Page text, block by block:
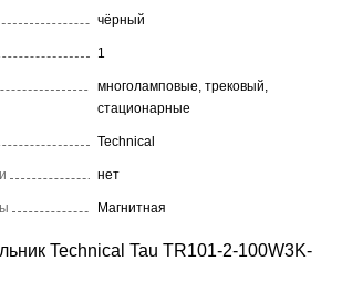
чёрный
1
многоламповые, трековый,
стационарные
Technical
нет
Магнитная
Technical Tau TR101-2-100W3K-